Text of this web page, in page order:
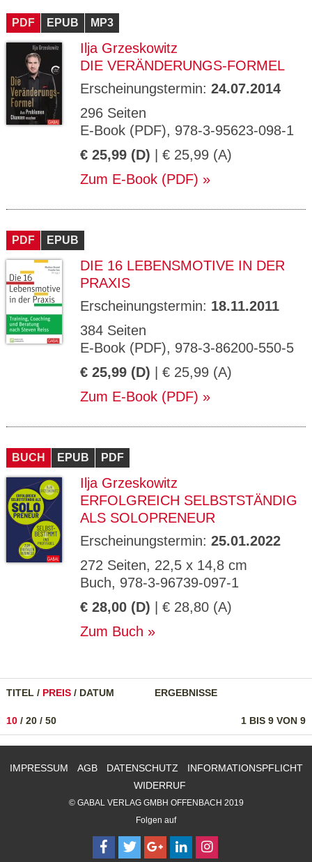
PDF EPUB MP3
Ilja Grzeskowitz
DIE VERÄNDERUNGS-FORMEL
Erscheinungstermin: 24.07.2014
296 Seiten
E-Book (PDF), 978-3-95623-098-1
€ 25,99 (D) | € 25,99 (A)
Zum E-Book (PDF)
PDF EPUB
DIE 16 LEBENSMOTIVE IN DER
PRAXIS
Erscheinungstermin: 18.11.2011
384 Seiten
E-Book (PDF), 978-3-86200-550-5
€ 25,99 (D) | € 25,99 (A)
Zum E-Book (PDF)
BUCH EPUB PDF
Ilja Grzeskowitz
ERFOLGREICH SELBSTSTÄNDIG
ALS SOLOPRENEUR
Erscheinungstermin: 25.01.2022
272 Seiten, 22,5 x 14,8 cm
Buch, 978-3-96739-097-1
€ 28,00 (D) | € 28,80 (A)
Zum Buch
TITEL / PREIS / DATUM ERGEBNISSE
1 BIS 9 VON 9
10 / 20 / 50
IMPRESSUM AGB DATENSCHUTZ
INFORMATIONSPFLICHT
WIDERRUF
© GABAL VERLAG GMBH OFFENBACH 2019
Folgen auf